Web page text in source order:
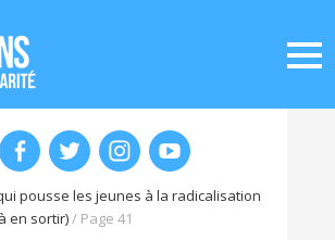
pousse les jeunes à la radicalisation
en sortir)/ Page 41